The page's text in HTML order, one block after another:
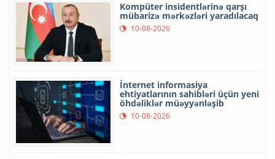
Kompüter insidentlərinə qarşı
mübarizə mərkəzləri yaradılacaq
10-08-2026
İnternet informasiya
ehtiyatlarının sahibləri üçün yeni
öhdəliklər müəyyənləşib
10-08-2026